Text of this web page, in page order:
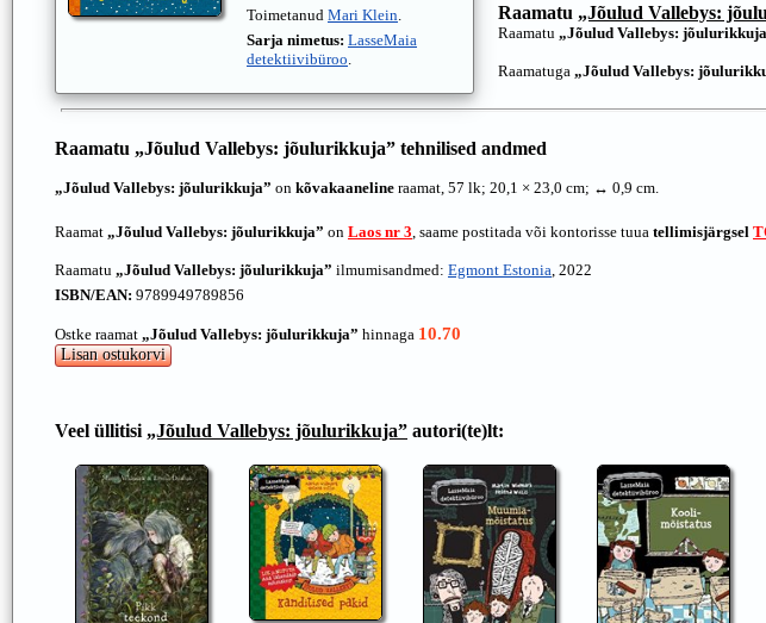
Toimetanud Mari Klein.
Sarja nimetus: LasseMaia
detektiivibüroo.
Raamatu „Jõulud Vallebys:
Raamatu „Jõulud Vallebys:
Raamatuga „Jõulud Vallebys:
Raamatu „Jõulud Vallebys: jõulurikkuja” tehnilised andmed
„Jõulud Vallebys: jõulurikkuja” on kõvakaaneline raamat, 57 lk; 20,1 × 23,0 cm; ↔ 0,9 cm.
Raamat „Jõulud Vallebys: jõulurikkuja” on Laos nr 3, saame postitada või kontorisse tuua tellimisjärgsel
Raamatu „Jõulud Vallebys: jõulurikkuja” ilmumisandmed: Egmont Estonia, 2022
ISBN/EAN: 9789949789856
Ostke raamat „Jõulud Vallebys: jõulurikkuja” hinnaga 10.70
Veel üllitisi „Jõulud Vallebys: jõulurikkuja” autori(te)lt: